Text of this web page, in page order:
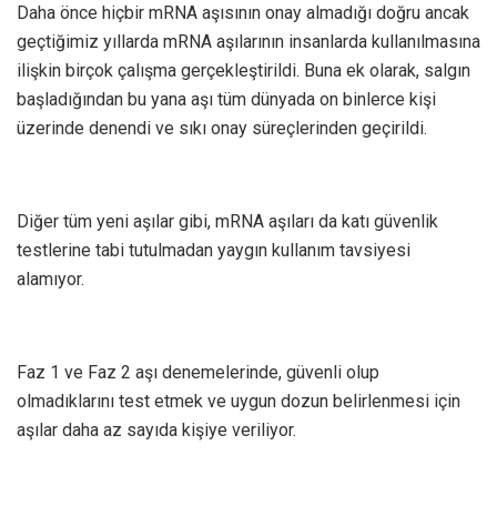
Daha önce hiçbir mRNA aşısının onay almadığı doğru ancak
geçtiğimiz yıllarda mRNA aşılarının insanlarda kullanılmasına
ilişkin birçok çalışma gerçekleştirildi. Buna ek olarak, salgın
başladığından bu yana aşı tüm dünyada on binlerce kişi
üzerinde denendi ve sıkı onay süreçlerinden geçirildi.
Diğer tüm yeni aşılar gibi, mRNA aşıları da katı güvenlik
testlerine tabi tutulmadan yaygın kullanım tavsiyesi
alamıyor.
Faz 1 ve Faz 2 aşı denemelerinde, güvenli olup
olmadıklarını test etmek ve uygun dozun belirlenmesi için
aşılar daha az sayıda kişiye veriliyor.